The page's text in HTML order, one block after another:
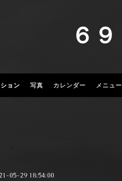
６９
ョン 写真 カレンダー メニュー
05-29 18:54:00